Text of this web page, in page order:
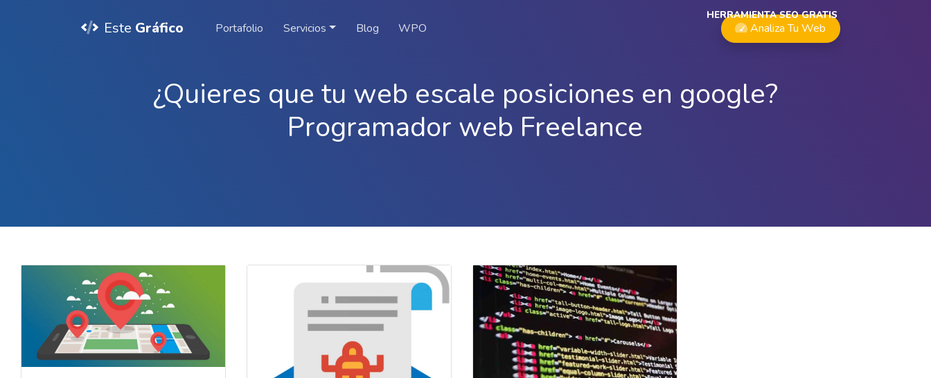
Este Gráfico Portafolio Servicios Blog WPO Analiza Tu Web
HERRAMIENTA SEO GRATIS
¿Quieres que tu web escale posiciones en google?
Programador web Freelance